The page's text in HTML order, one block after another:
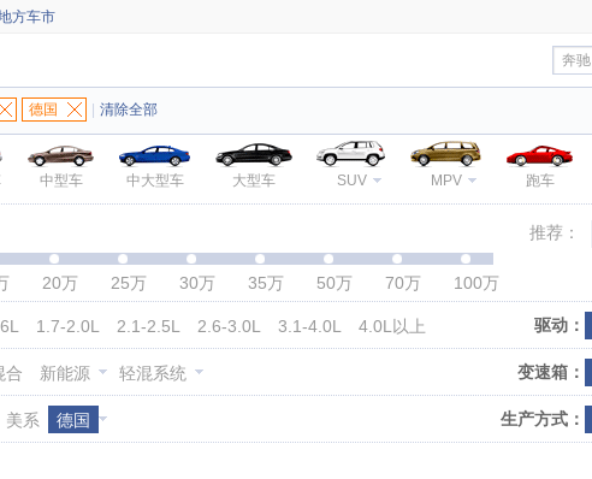
方车市
德国 清除全部
中型车 中大型车 大型车 SUV MPV 跑车
20万 25万 30万 35万 50万 70万 100万
推荐：
1.7-2.0L 2.1-2.5L 2.6-3.0L 3.1-4.0L 4.0L以上 驱动：
合 新能源 轻混系统 变速箱：
美系 德国 生产方式：